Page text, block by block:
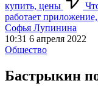
купить, цены
работает
Софья Лупинина
10:31 6 апреля 2022
Общество
Бастрыкин